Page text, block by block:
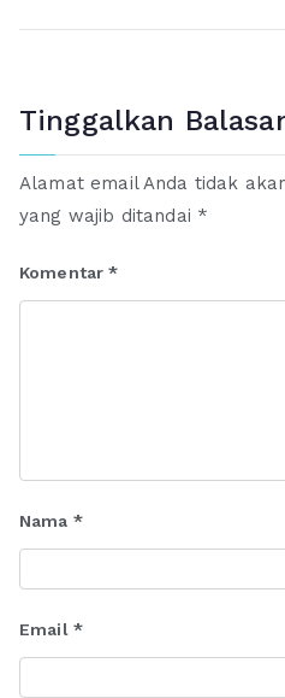
Tinggalkan
Alamat email Anda tidak
yang wajib ditandai *
Komentar*
Nama *
Email *